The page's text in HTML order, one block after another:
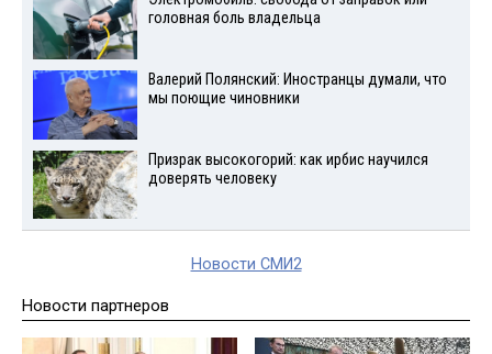
головная боль владельца
Валерий Полянский: Иностранцы думали, что
мы поющие чиновники
Призрак высокогорий: как ирбис научился
доверять человеку
Новости СМИ2
Новости партнеров